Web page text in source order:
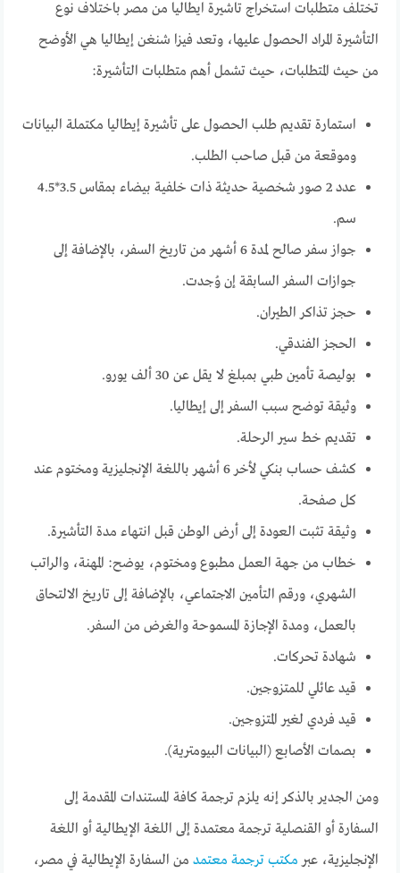
تختلف متطلبات استخراج تاشيرة ايطاليا من مصر باختلاف نوع
التأشيرة المراد الحصول عليها، وتعد فيزا شنغن إيطاليا هي الأوضح
من حيث المتطلبات، حيث تشمل أهم متطلبات التأشيرة:
استمارة تقديم طلب الحصول على تأشيرة إيطاليا مكتملة البيانات
وموقعة من قبل صاحب الطلب.
عدد 2 صور شخصية حديثة ذات خلفية بيضاء بمقاس 3.5*4.5
سم.
جواز سفر صالح لمدة 6 أشهر من تاريخ السفر، بالإضافة إلى
جوازات السفر السابقة إن وُجدت.
حجز تذاكر الطيران.
الحجز الفندقي.
بوليصة تأمين طبي بمبلغ لا يقل عن 30 ألف يورو.
وثيقة توضح سبب السفر إلى إيطاليا.
تقديم خط سير الرحلة.
كشف حساب بنكي لأخر 6 أشهر باللغة الإنجليزية ومختوم عند
كل صفحة.
وثيقة تثبت العودة إلى أرض الوطن قبل انتهاء مدة التأشيرة.
خطاب من جهة العمل مطبوع ومختوم، يوضح: المهنة، والراتب
الشهري، ورقم التأمين الاجتماعي، بالإضافة إلى تاريخ الالتحاق
بالعمل، ومدة الإجازة المسموحة والغرض من السفر.
شهادة تحركات.
قيد عائلي للمتزوجين.
قيد فردي لغير المتزوجين.
بصمات الأصابع (البيانات البيومترية).
ومن الجدير بالذكر إنه يلزم ترجمة كافة المستندات المقدمة إلى
السفارة أو القنصلية ترجمة معتمدة إلى اللغة الإيطالية أو اللغة
الإنجليزية، عبر مكتب ترجمة معتمد من السفارة الإيطالية في مصر،